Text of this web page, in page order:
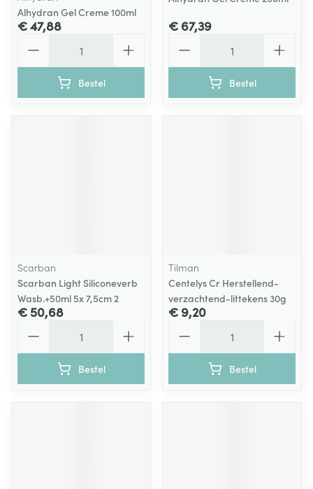
Alhydran Gel Creme 100ml
€ 47,88
Bestel
€ 67,39
Bestel
Scarban
Scarban Light Siliconeverb
Wasb.+50ml 5x 7,5cm 2
€ 50,68
Bestel
Tilman
Centelys Cr Herstellend-
verzachtend-littekens 30g
€ 9,20
Bestel